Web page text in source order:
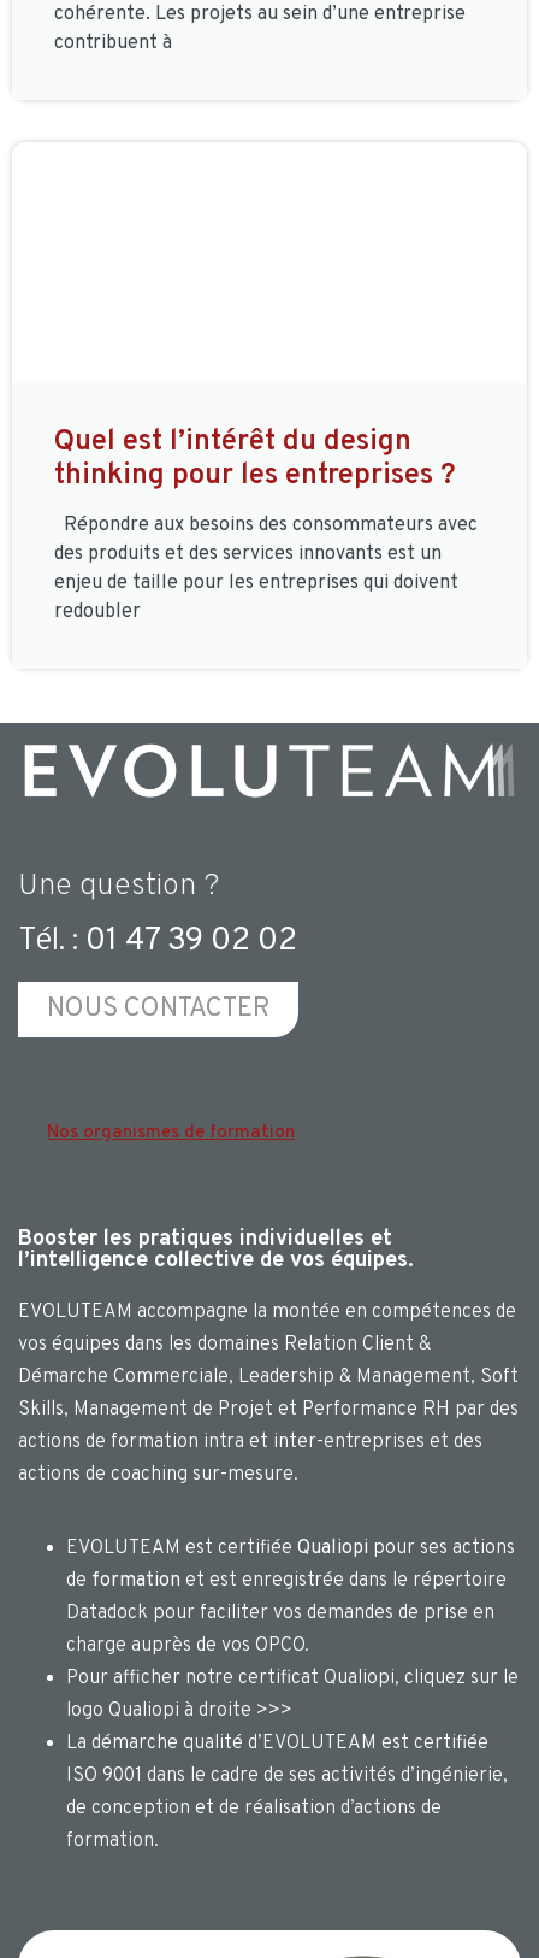
cohérente. Les projets au sein d’une entreprise
contribuent à
Quel est l’intérêt du design
thinking pour les entreprises ?
Répondre aux besoins des consommateurs avec
des produits et des services innovants est un
enjeu de taille pour les entreprises qui doivent
redoubler
Une question ?
Tél. : 01 47 39 02 02
NOUS CONTACTER
Nos organismes de formation
Booster les pratiques individuelles et
l’intelligence collective de vos équipes.
EVOLUTEAM accompagne la montée en compétences de
vos équipes dans les domaines Relation Client &
Démarche Commerciale, Leadership & Management, Soft
Skills, Management de Projet et Performance RH par des
actions de formation intra et inter-entreprises et des
actions de coaching sur-mesure.
EVOLUTEAM est certifiée Qualiopi pour ses actions
de formation et est enregistrée dans le répertoire
Datadock pour faciliter vos demandes de prise en
charge auprès de vos OPCO.
Pour afficher notre certificat Qualiopi, cliquez sur le
logo Qualiopi à droite >>>
La démarche qualité d’EVOLUTEAM est certifiée
ISO 9001 dans le cadre de ses activités d’ingénierie,
de conception et de réalisation d’actions de
formation.